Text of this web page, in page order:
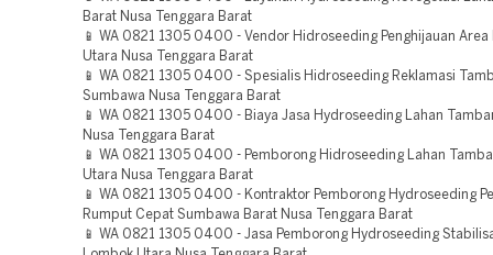
Barat Nusa Tenggara Barat
📱 WA 0821 1305 0400 - Vendor Hidroseeding Penghijauan Area
Utara Nusa Tenggara Barat
📱 WA 0821 1305 0400 - Spesialis Hidroseeding Reklamasi
Sumbawa Nusa Tenggara Barat
📱 WA 0821 1305 0400 - Biaya Jasa Hydroseeding Lahan
Nusa Tenggara Barat
📱 WA 0821 1305 0400 - Pemborong Hidroseeding Lahan
Utara Nusa Tenggara Barat
📱 WA 0821 1305 0400 - Kontraktor Pemborong Hydroseeding
Rumput Cepat Sumbawa Barat Nusa Tenggara Barat
📱 WA 0821 1305 0400 - Jasa Pemborong Hydroseeding